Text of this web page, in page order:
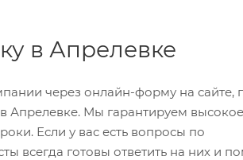
в Апрелевке
через онлайн-форму на сайте,
Апрелевке. Мы гарантируем высокое
Если у вас есть вопросы по
всегда готовы ответить на них и